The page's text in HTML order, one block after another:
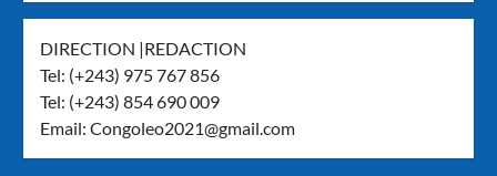
DIRECTION |REDACTION
Tel: (+243) 975 767 856
Tel: (+243) 854 690 009
Email:Congoleo2021@gmail.com